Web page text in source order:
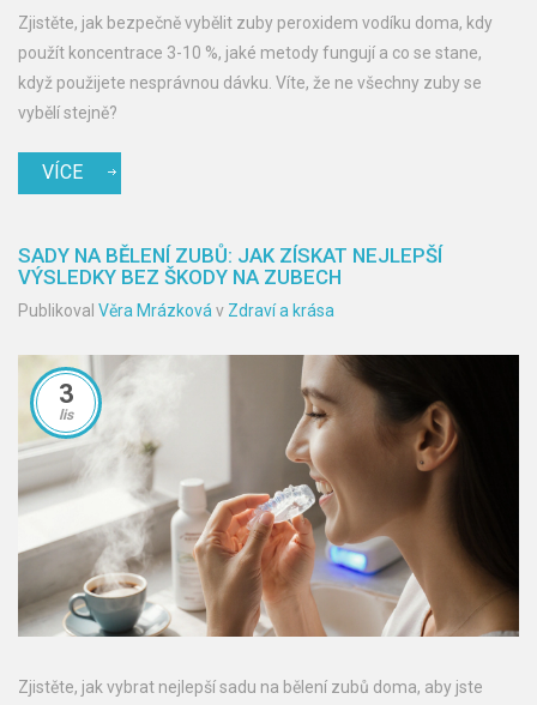
Zjistěte, jak bezpečně vybělit zuby peroxidem vodíku doma, kdy
použít koncentrace 3-10 %, jaké metody fungují a co se stane,
když použijete nesprávnou dávku. Víte, že ne všechny zuby se
vybělí stejně?
VÍCE
SADY NA BĚLENÍ ZUBŮ: JAK ZÍSKAT NEJLEPŠÍ
VÝSLEDKY BEZ ŠKODY NA ZUBECH
Publikoval Věra Mrázková v Zdraví a krása
3
lis
Zjistěte, jak vybrat nejlepší sadu na bělení zubů doma, aby jste